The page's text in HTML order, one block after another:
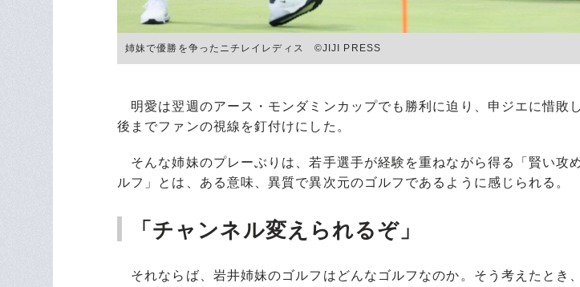
姉妹で優勝を争ったニチレイレディス ©︎JIJI PRESS
明愛は翌週のアース・モンダミンカップでも勝利に迫り、申ジエに惜敗
後までファンの視線を釘付けにした。
そんな姉妹のプレーぶりは、若手選手が経験を重ねながら得る「賢い攻
ルフ」とは、ある意味、異質で異次元のゴルフであるように感じられる。
「チャンネル変えられるぞ」
それならば、岩井姉妹のゴルフはどんなゴルフなのか。そう考えたとき